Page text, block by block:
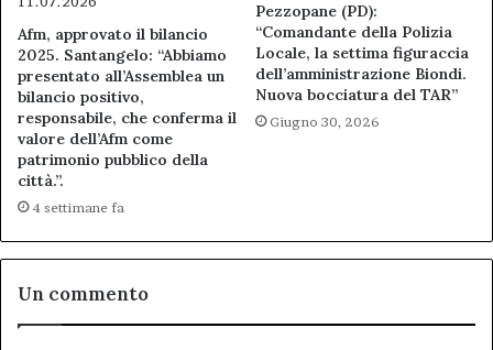
Afm, approvato il bilancio
2025. Santangelo: “Abbiamo
presentato all’Assemblea un
bilancio positivo,
responsabile, che conferma il
valore dell’Afm come
patrimonio pubblico della
città.”.
4 settimane fa
Pezzopane (PD):
“Comandante della Polizia
Locale, la settima figuraccia
dell’amministrazione Biondi.
Nuova bocciatura del TAR”
Giugno 30, 2026
Un commento